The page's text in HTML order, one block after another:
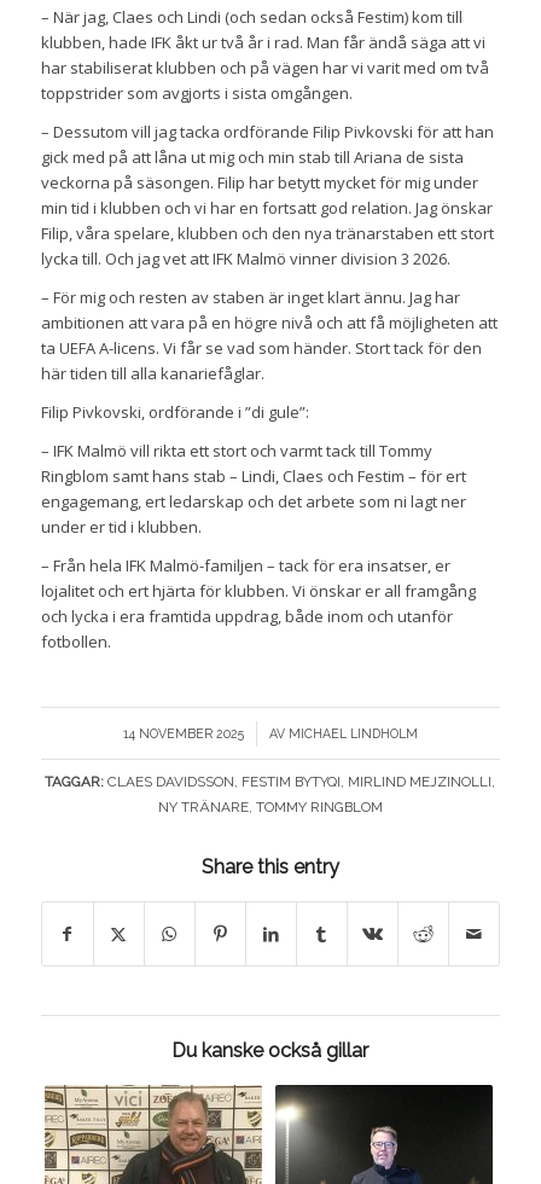
– När jag, Claes och Lindi (och sedan också Festim) kom till
klubben, hade IFK åkt ur två år i rad. Man får ändå säga att vi
har stabiliserat klubben och på vägen har vi varit med om två
toppstrider som avgjorts i sista omgången.
– Dessutom vill jag tacka ordförande Filip Pivkovski för att han
gick med på att låna ut mig och min stab till Ariana de sista
veckorna på säsongen. Filip har betytt mycket för mig under
min tid i klubben och vi har en fortsatt god relation. Jag önskar
Filip, våra spelare, klubben och den nya tränarstaben ett stort
lycka till. Och jag vet att IFK Malmö vinner division 3 2026.
– För mig och resten av staben är inget klart ännu. Jag har
ambitionen att vara på en högre nivå och att få möjligheten att
ta UEFA A-licens. Vi får se vad som händer. Stort tack för den
här tiden till alla kanariefåglar.
Filip Pivkovski, ordförande i ”di gule”:
– IFK Malmö vill rikta ett stort och varmt tack till Tommy
Ringblom samt hans stab – Lindi, Claes och Festim – för ert
engagemang, ert ledarskap och det arbete som ni lagt ner
under er tid i klubben.
– Från hela IFK Malmö-familjen – tack för era insatser, er
lojalitet och ert hjärta för klubben. Vi önskar er all framgång
och lycka i era framtida uppdrag, både inom och utanför
fotbollen.
14 NOVEMBER 2025
/ AV MICHAEL LINDHOLM
TAGGAR: CLAES DAVIDSSON, FESTIM BYTYQI, MIRLIND MEJZINOLLI,
NY TRÄNARE, TOMMY RINGBLOM
Share this entry
Du kanske också gillar